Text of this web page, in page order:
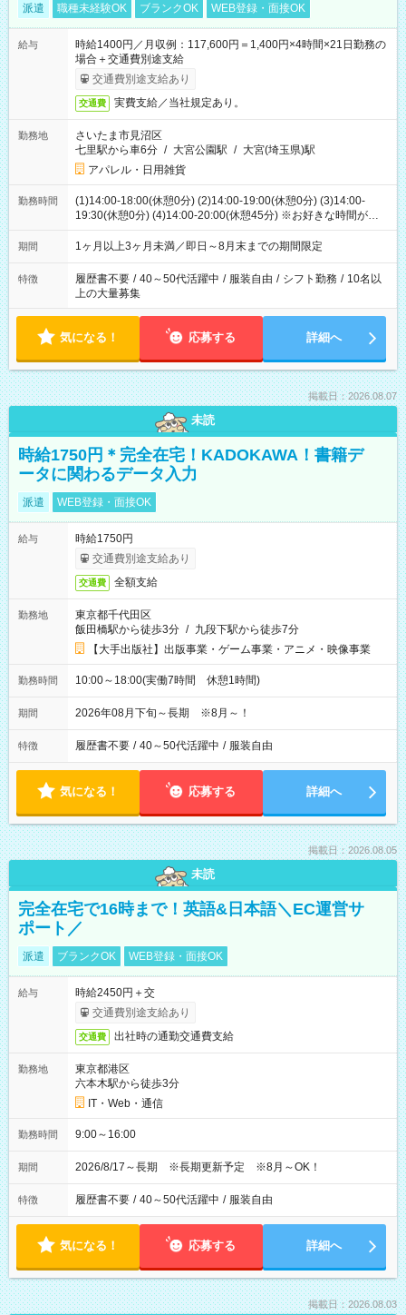
派遣 職種未経験OK ブランクOK WEB登録・面接OK
給与
時給1400円／月収例：117,600円＝1,400円×4時間×21日勤務の
場合＋交通費別途支給
交通費別途支給あり
交通費 実費支給／当社規定あり。
勤務地
さいたま市見沼区
七里駅から車6分 / 大宮公園駅 / 大宮(埼玉県)駅
アパレル・日用雑貨
勤務時間
(1)14:00-18:00(休憩0分) (2)14:00-19:00(休憩0分) (3)14:00-
19:30(休憩0分) (4)14:00-20:00(休憩45分) ※お好きな時間が選べ
ます
期間 1ヶ月以上3ヶ月未満／即日～8月末までの期間限定
特徴 履歴書不要 / 40～50代活躍中 / 服装自由 / シフト勤務 / 10名以
上の大量募集
気になる！ 応募する 詳細へ
掲載日：2026.08.07
未読
時給1750円＊完全在宅！KADOKAWA！書籍デ
ータに関わるデータ入力
派遣 WEB登録・面接OK
給与
時給1750円
交通費別途支給あり
交通費 全額支給
勤務地
東京都千代田区
飯田橋駅から徒歩3分 / 九段下駅から徒歩7分
【大手出版社】出版事業・ゲーム事業・アニメ・映像事業
勤務時間 10:00～18:00(実働7時間 休憩1時間)
期間 2026年08月下旬～長期 ※8月～！
特徴 履歴書不要 / 40～50代活躍中 / 服装自由
気になる！ 応募する 詳細へ
掲載日：2026.08.05
未読
完全在宅で16時まで！英語&日本語＼EC運営サ
ポート／
派遣 ブランクOK WEB登録・面接OK
給与
時給2450円＋交
交通費別途支給あり
交通費 出社時の通勤交通費支給
勤務地
東京都港区
六本木駅から徒歩3分
IT・Web・通信
勤務時間 9:00～16:00
期間 2026/8/17～長期 ※長期更新予定 ※8月～OK！
特徴 履歴書不要 / 40～50代活躍中 / 服装自由
気になる！ 応募する 詳細へ
掲載日：2026.08.03